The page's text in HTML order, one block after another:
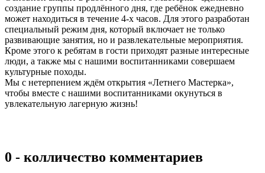
создание группы продлённого дня, где ребёнок ежедневно
может находиться в течение 4-х часов. Для этого разработан
специальный режим дня, который включает не только
развивающие занятия, но и развлекательные мероприятия.
Кроме этого к ребятам в гости приходят разные интересные
люди, а также мы с нашими воспитанниками совершаем
культурные походы.
Мы с нетерпением ждём открытия «Летнего Мастерка»,
чтобы вместе с нашими воспитанниками окунуться в
увлекательную лагерную жизнь!
0 - колличество комментариев